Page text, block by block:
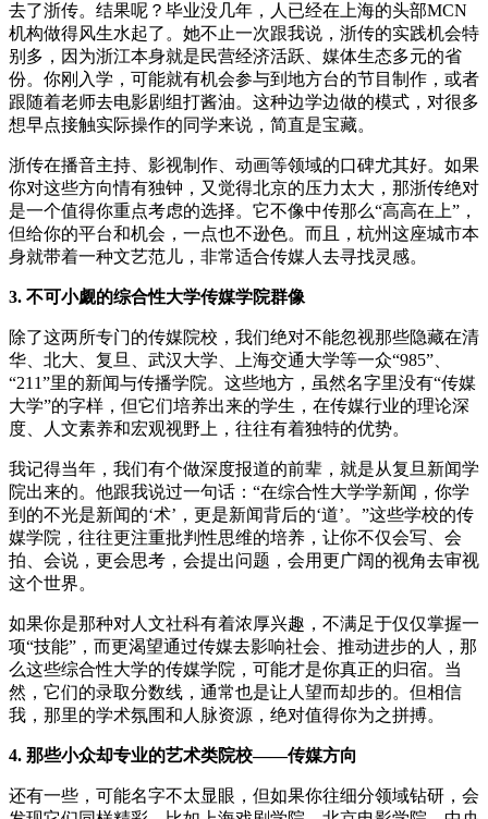
去了浙传。结果呢？毕业没几年，人已经在上海的头部MCN
机构做得风生水起了。她不止一次跟我说，浙传的实践机会特
别多，因为浙江本身就是民营经济活跃、媒体生态多元的省
份。你刚入学，可能就有机会参与到地方台的节目制作，或者
跟随着老师去电影剧组打酱油。这种边学边做的模式，对很多
想早点接触实际操作的同学来说，简直是宝藏。
浙传在播音主持、影视制作、动画等领域的口碑尤其好。如果
你对这些方向情有独钟，又觉得北京的压力太大，那浙传绝对
是一个值得你重点考虑的选择。它不像中传那么“高高在上”，
但给你的平台和机会，一点也不逊色。而且，杭州这座城市本
身就带着一种文艺范儿，非常适合传媒人去寻找灵感。
3. 不可小觑的综合性大学传媒学院群像
除了这两所专门的传媒院校，我们绝对不能忽视那些隐藏在清
华、北大、复旦、武汉大学、上海交通大学等一众“985”、
“211”里的新闻与传播学院。这些地方，虽然名字里没有“传媒
大学”的字样，但它们培养出来的学生，在传媒行业的理论深
度、人文素养和宏观视野上，往往有着独特的优势。
我记得当年，我们有个做深度报道的前辈，就是从复旦新闻学
院出来的。他跟我说过一句话：“在综合性大学学新闻，你学
到的不光是新闻的‘术’，更是新闻背后的‘道’。”这些学校的传
媒学院，往往更注重批判性思维的培养，让你不仅会写、会
拍、会说，更会思考，会提出问题，会用更广阔的视角去审视
这个世界。
如果你是那种对人文社科有着浓厚兴趣，不满足于仅仅掌握一
项“技能”，而更渴望通过传媒去影响社会、推动进步的人，那
么这些综合性大学的传媒学院，可能才是你真正的归宿。当
然，它们的录取分数线，通常也是让人望而却步的。但相信
我，那里的学术氛围和人脉资源，绝对值得你为之拼搏。
4. 那些小众却专业的艺术类院校——传媒方向
还有一些，可能名字不太显眼，但如果你往细分领域钻研，会